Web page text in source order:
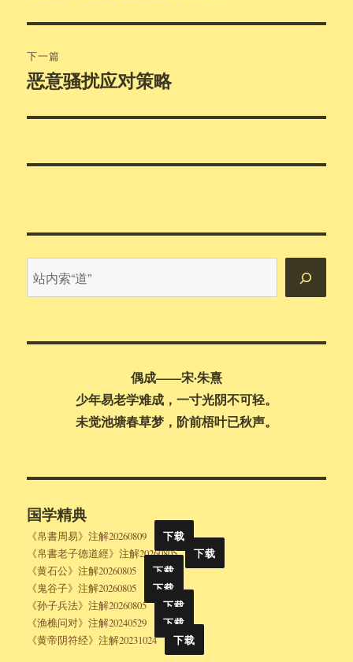
航
文
章：
下一篇
下
文
恶意骚扰应对策略
内
偶成——宋·朱熹
少年易老学难成，一寸光阴不可轻。
未觉池塘春草梦，阶前梧叶已秋声。
国学精典
《帛書周易》注解20260809
下载
《帛書老子德道經》注解20260805
下载
《黄石公》注解20260805
下载
《鬼谷子》注解20260805
下载
《孙子兵法》注解20260805
下载
《渔樵问对》注解20240529
下载
《黄帝阴符经》注解20231024
下载